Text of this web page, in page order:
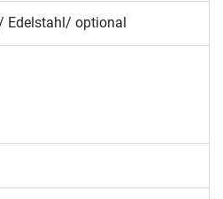
Edelstahl/ optional